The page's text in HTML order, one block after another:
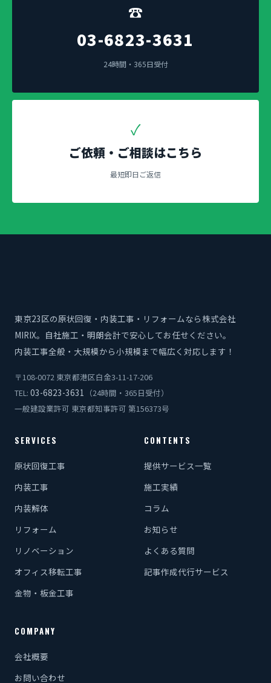
☎
03-6823-3631
24時間・365日受付
✓
ご依頼・ご相談はこちら
最短即日ご返信
東京23区の原状回復・内装工事・リフォームなら株式会社
MIRIX。自社施工・明朗会計で安心してお任せください。
内装工事全般・大規模から小規模まで幅広く対応します！
〒108-0072 東京都港区白金3-11-17-206
TEL: 03-6823-3631
（24時間・365日受付）
一般建設業許可 東京都知事許可 第156373号
SERVICES
原状回復工事
内装工事
内装解体
リフォーム
リノベーション
オフィス移転工事
金物・板金工事
CONTENTS
提供サービス一覧
施工実績
コラム
お知らせ
よくある質問
記事作成代行サービス
COMPANY
会社概要
お問い合わせ